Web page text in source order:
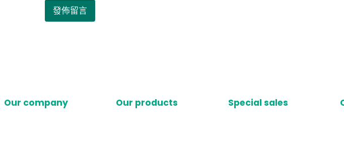
Our company Our products Special sales